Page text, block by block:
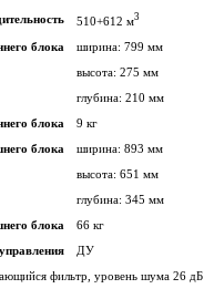
510+612 м3
блока
ширина: 799 мм
высота: 275 мм
глубина: 210 мм
блока
9 кг
блока
ширина: 893 мм
высота: 651 мм
глубина: 345 мм
блока
66 кг
ДУ
фильтр, уровень шума 26 дБ